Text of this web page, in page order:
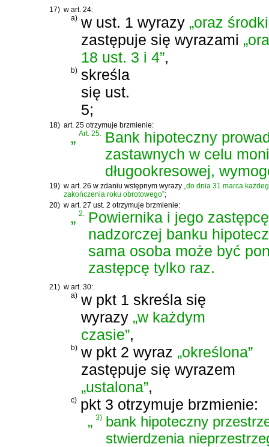
17) w art. 24:
a) w ust. 1 wyrazy „oraz
zastępuje się wyrazami
18 ust. 3 i 4”,
b) skreśla
się ust.
5;
18) art. 25 otrzymuje brzmienie:
„Art. 25.
Bank hipoteczny
zastawnych w celu
długookresowej,
19) w art. 26 w zdaniu wstępnym wyrazy „do dnia 31 marca
zakończenia roku obrotowego”;
20) w art. 27 ust. 2 otrzymuje brzmienie:
„2. Powiernika i jego
nadzorczej banku
sama osoba może być
zastępcę tylko raz.
21) w art. 30:
a) w pkt 1 skreśla się
wyrazy „w każdym
czasie”,
b) w pkt 2 wyraz „określona”
zastępuje się wyrazem
„ustalona”,
c) pkt 3 otrzymuje brzmienie:
„3) bank hipoteczny
stwierdzenia